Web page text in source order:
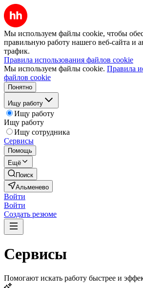
Мы используем файлы cookie, чтобы
правильную работу нашего веб-сайта и
трафик.
Правила использования файлов cookie
Мы используем файлы cookie. Правила
файлов cookie
Понятно
Ищу работу
Ищу работу
Ищу работу
Ищу сотрудника
Сервисы
Помощь
Ещё
Поиск
Альменево
Войти
Войти
Создать резюме
Сервисы
Помогают искать работу быстрее и